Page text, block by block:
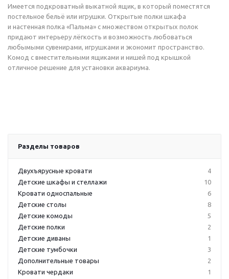
Имеется подкроватный выкатной ящик, в который поместятся
постельное бельё или игрушки. Открытые полки шкафа
и настенная полка «Пальма» с множеством открытых полок
придают интерьеру лёгкость и возможность любоваться
любымыми сувенирами, игрушками и экономит пространство.
Комод с вместительными ящиками и нишей под крышкой
отличное решение для установки аквариума.
Разделы товаров
Двухъярусные кровати
4
Детские шкафы и стеллажи
10
Кровати односпальные
6
Детские столы
8
Детские комоды
5
Детские полки
2
Детские диваны
1
Детские тумбочки
3
Дополнительные товары
2
Кровати чердаки
1